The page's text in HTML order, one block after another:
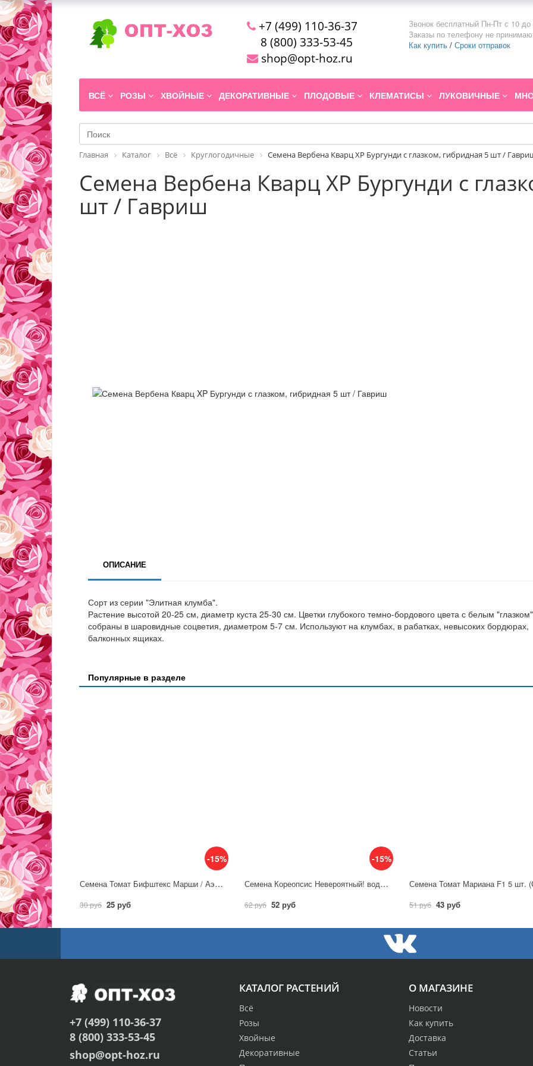
+7 (499) 110-36-37
8 (800) 333-53-45
shop@opt-hoz.ru
Звонок бесплатный Пн-Пт с 10 до
Заказы по телефону не
Как купить / Сроки отправок
ВСЁ РОЗЫ ХВОЙНЫЕ ДЕКОРАТИВНЫЕ ПЛОДОВЫЕ КЛЕМАТИСЫ ЛУКОВИЧНЫЕ
Главная Каталог Всё Круглогодичные Семена Вербена Кварц XP Бургунди с глазком, гибридная 5 шт /
Семена Вербена Кварц XP Бургунди с
шт / Гавриш
ОПИСАНИЕ
Сорт из серии "Элитная клумба".
Растение высотой 20-25 см, диаметр куста 25-30 см. Цветки глубокого темно-бордового цвета с белым
собраны в шаровидные соцветия, диаметром 5-7 см. Используют на клумбах, в рабатках, невысоких бордюрах,
балконных ящиках.
Популярные в разделе
-15%
Семена Томат Бифштекс Марши / Аэлита
30 руб 25 руб
-15%
Семена Кореопсис Невероятный! водоворот / Аэлита
62 руб 52 руб 51 руб 43 руб
О МАГАЗИНЕ
Новости
Как купить
Доставка
Статьи
КАТАЛОГ РАСТЕНИЙ
Всё
Розы
Хвойные
Декоративные
+7 (499) 110-36-37
8 (800) 333-53-45
shop@opt-hoz.ru